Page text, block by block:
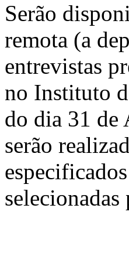
Serão
remota (a
entrevistas
no Instituto
do dia 31 de
serão
selecionadas